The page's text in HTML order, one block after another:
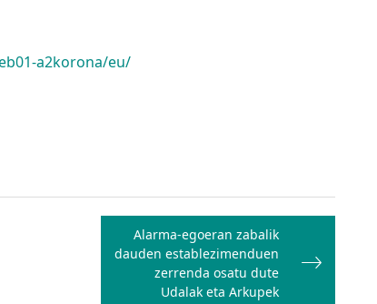
a2korona/eu/
Alarma-egoeran zabalik
dauden establezimenduen
zerrenda osatu dute
Udalak eta Arkupek